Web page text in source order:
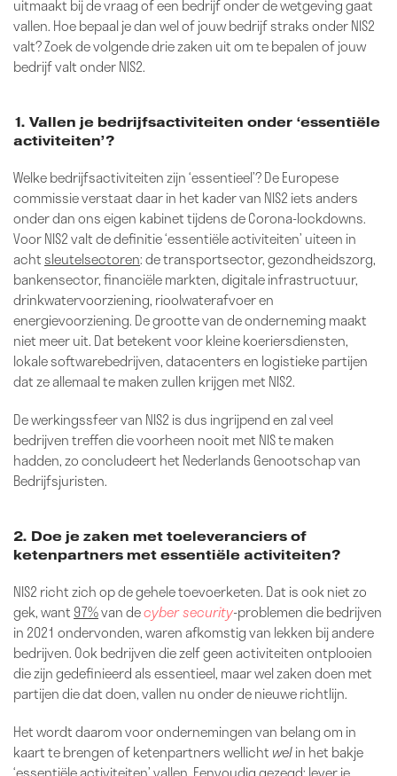
uitmaakt bij de vraag of een bedrijf onder de wetgeving gaat
vallen. Hoe bepaal je dan wel of jouw bedrijf straks onder NIS2
valt? Zoek de volgende drie zaken uit om te bepalen of jouw
bedrijf valt onder NIS2.
1. Vallen je bedrijfsactiviteiten onder ‘essentiële
activiteiten’?
Welke bedrijfsactiviteiten zijn ‘essentieel’? De Europese
commissie verstaat daar in het kader van NIS2 iets anders
onder dan ons eigen kabinet tijdens de Corona-lockdowns.
Voor NIS2 valt de definitie ‘essentiële activiteiten’ uiteen in
acht sleutelsectoren: de transportsector, gezondheidszorg,
bankensector, financiële markten, digitale infrastructuur,
drinkwatervoorziening, rioolwaterafvoer en
energievoorziening. De grootte van de onderneming maakt
niet meer uit. Dat betekent voor kleine koeriersdiensten,
lokale softwarebedrijven, datacenters en logistieke partijen
dat ze allemaal te maken zullen krijgen met NIS2.
De werkingssfeer van NIS2 is dus ingrijpend en zal veel
bedrijven treffen die voorheen nooit met NIS te maken
hadden, zo concludeert het Nederlands Genootschap van
Bedrijfsjuristen.
2. Doe je zaken met toeleveranciers of
ketenpartners met essentiële activiteiten?
NIS2 richt zich op de gehele toevoerketen. Dat is ook niet zo
gek, want 97%van decyber security-problemen die bedrijven
in 2021 ondervonden, waren afkomstig van lekken bij andere
bedrijven. Ook bedrijven die zelf geen activiteiten ontplooien
die zijn gedefinieerd als essentieel, maar wel zaken doen met
partijen die dat doen, vallen nu onder de nieuwe richtlijn.
Het wordt daarom voor ondernemingen van belang om in
kaart te brengen of ketenpartners wellicht welin het bakje